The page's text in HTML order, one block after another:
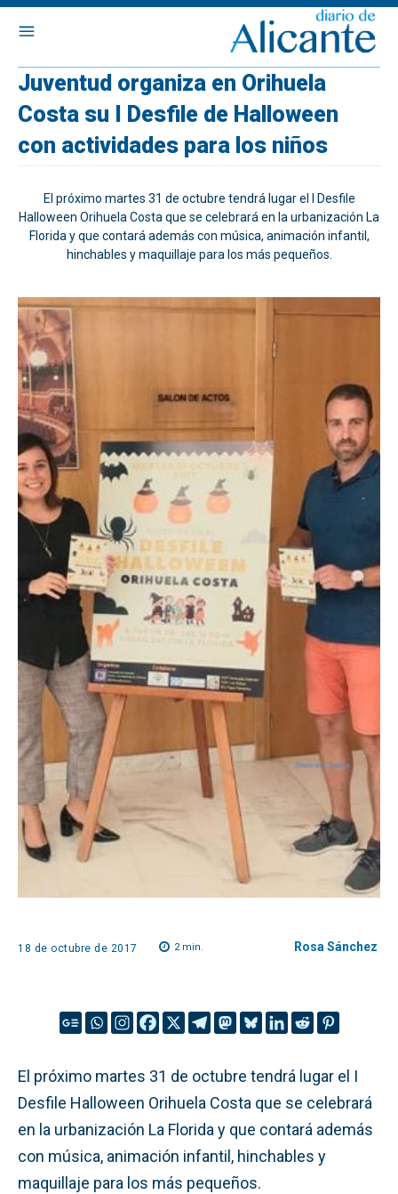
Juventud organiza en Orihuela
Costa su I Desfile de Halloween
con actividades para los niños
El próximo martes 31 de octubre tendrá lugar el I Desfile
Halloween Orihuela Costa que se celebrará en la urbanización La
Florida y que contará además con música, animación infantil,
hinchables y maquillaje para los más pequeños.
18 de octubre de 2017 2min. Rosa Sánchez
El próximo martes 31 de octubre tendrá lugar el I
Desfile Halloween Orihuela Costa que se celebrará
en la urbanización La Florida y que contará además
con música, animación infantil, hinchables y
maquillaje para los más pequeños.